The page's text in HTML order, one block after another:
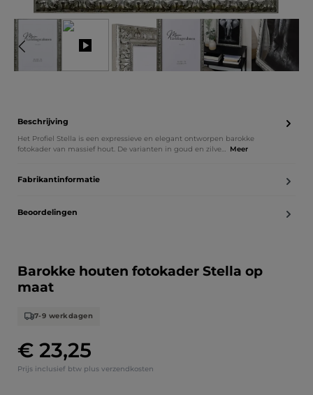
Beschrijving
Het Profiel Stella is een expressieve en elegant ontworpen barokke
fotokader van massief hout. De varianten in goud en zilve… Meer
Fabrikantinformatie
Beoordelingen
Barokke houten fotokader Stella op
maat
Normale prijs:
€ 23,25
Prijs inclusief btw plus verzendkosten
7-9 werkdagen